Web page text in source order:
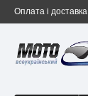
Оплата і доставка